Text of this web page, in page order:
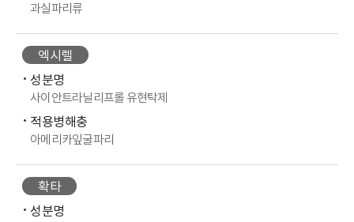
과실파리류
엑시렐
성분명
사이안트라닐리프롤 유현탁제
적용병해충
아메리카잎굴파리
확타
성분명